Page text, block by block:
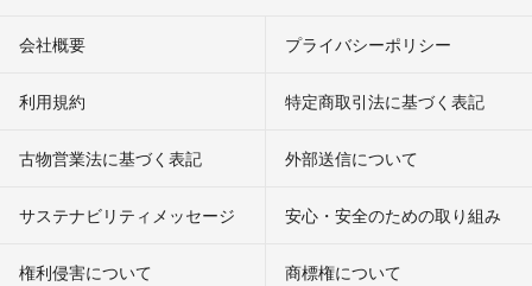
会社概要 プライバシーポリシー
利用規約 特定商取引法に基づく表記
古物営業法に基づく表記 外部送信について
サステナビリティメッセージ 安心・安全のための取り組み
権利侵害について
商標権について